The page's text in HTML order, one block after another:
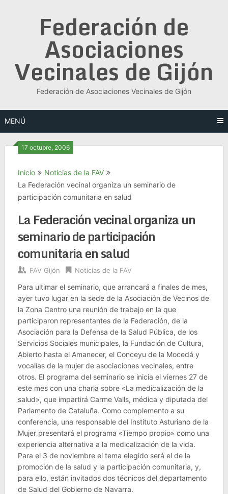
Federación de
Asociaciones
Vecinales de Gijón
Federación de Asociaciones Vecinales de Gijón
MENÚ
17 octubre, 2006
Inicio
Noticias de la FAV
La Federación vecinal organiza un seminario de
participación comunitaria en salud
La Federación vecinal organiza un
seminario de participación
comunitaria en salud
FAV Gijón Noticias de la FAV
Para ultimar el seminario, que arrancará a finales de mes,
ayer tuvo lugar en la sede de la Asociación de Vecinos de
la Zona Centro una reunión de trabajo en la que
participaron representantes de la Federación, de la
Asociación para la Defensa de la Salud Pública, de los
Servicios Sociales municipales, la Fundación de Cultura,
Abierto hasta el Amanecer, el Conceyu de la Mocedá y
vocalías de la mujer de asociaciones vecinales, entre
otros. El programa del seminario se inicia el viernes 27 de
este mes con una charla sobre «La medicalización de la
salud», que impartirá Carme Valls, médica y diputada del
Parlamento de Cataluña. Como complemento a su
conferencia, una responsable del Instituto Asturiano de la
Mujer presentará el programa «Tiempo propio» como una
experiencia alternativa a la medicalización de la vida.
Para el 3 de noviembre el tema elegido será el de la
promoción de la salud y la participación comunitaria, y,
para ello, están invitados dos técnicos del departamento
de Salud del Gobierno de Navarra.